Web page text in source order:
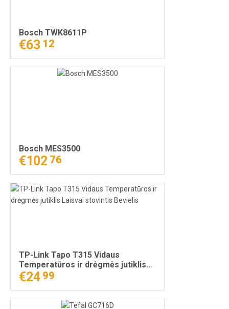
Bosch TWK8611P
€63 12
Bosch MES3500
€102 76
TP-Link Tapo T315 Vidaus
Temperatūros ir drėgmės jutiklis
Laisvai stovintis Bevielis
€24 99